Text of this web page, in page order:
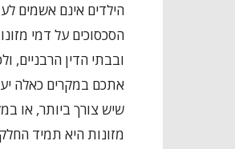
הילדים אינם אשמים
הסכסוכים על דמי
ובבתי הדין הרבניים,
אתכם במקרים כאלה
שיש צורך ביותר, או
מזונות היא תמיד